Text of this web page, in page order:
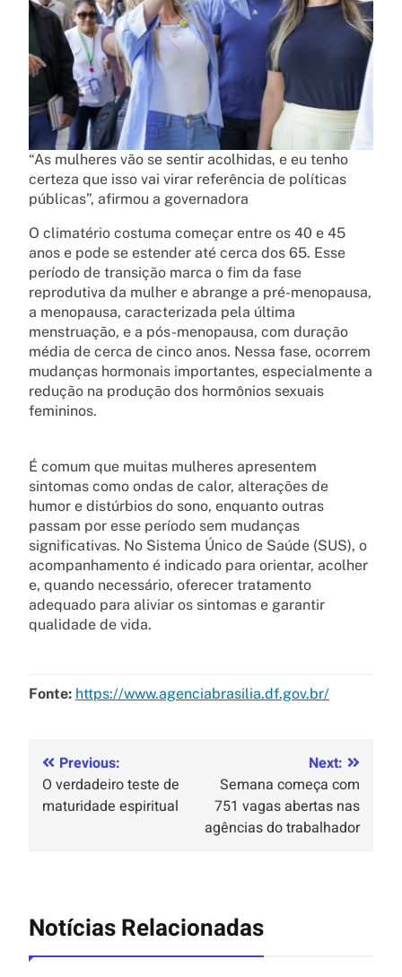
“As mulheres vão se sentir acolhidas, e eu tenho
certeza que isso vai virar referência de políticas
públicas”, afirmou a governadora
O climatério costuma começar entre os 40 e 45
anos e pode se estender até cerca dos 65. Esse
período de transição marca o fim da fase
reprodutiva da mulher e abrange a pré-menopausa,
a menopausa, caracterizada pela última
menstruação, e a pós-menopausa, com duração
média de cerca de cinco anos. Nessa fase, ocorrem
mudanças hormonais importantes, especialmente a
redução na produção dos hormônios sexuais
femininos.
É comum que muitas mulheres apresentem
sintomas como ondas de calor, alterações de
humor e distúrbios do sono, enquanto outras
passam por esse período sem mudanças
significativas. No Sistema Único de Saúde (SUS), o
acompanhamento é indicado para orientar, acolher
e, quando necessário, oferecer tratamento
adequado para aliviar os sintomas e garantir
qualidade de vida.
Fonte: https://www.agenciabrasilia.df.gov.br/
Previous:
O verdadeiro teste de
maturidade espiritual
Next:
Semana começa com
751 vagas abertas nas
agências do trabalhador
Notícias Relacionadas